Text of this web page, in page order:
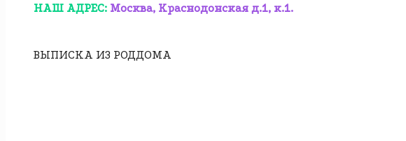
НАШ АДРЕС: Москва, Краснодонская д.1, к.1.
ВЫПИСКА ИЗ РОДДОМА